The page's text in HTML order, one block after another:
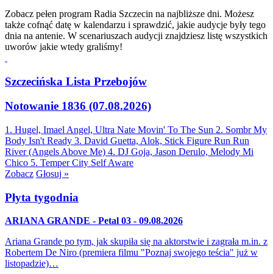
Zobacz pełen program Radia Szczecin na najbliższe dni. Możesz
także cofnąć datę w kalendarzu i sprawdzić, jakie audycje były tego
dnia na antenie. W scenariuszach audycji znajdziesz listę wszystkich
uworów jakie wtedy graliśmy!
Szczecińska Lista Przebojów
Notowanie 1836 (07.08.2026)
1. Hugel, Imael Angel, Ultra Nate Movin' To The Sun 2. Sombr My
Body Isn't Ready 3. David Guetta, Alok, Stick Figure Run Run
River (Angels Above Me) 4. DJ Goja, Jason Derulo, Melody Mi
Chico 5. Temper City Self Aware
Zobacz Głosuj »
Płyta tygodnia
ARIANA GRANDE - Petal 03 - 09.08.2026
Ariana Grande po tym, jak skupiła się na aktorstwie i zagrała m.in. z
Robertem De Niro (premiera filmu "Poznaj swojego teścia" już w
listopadzie)…